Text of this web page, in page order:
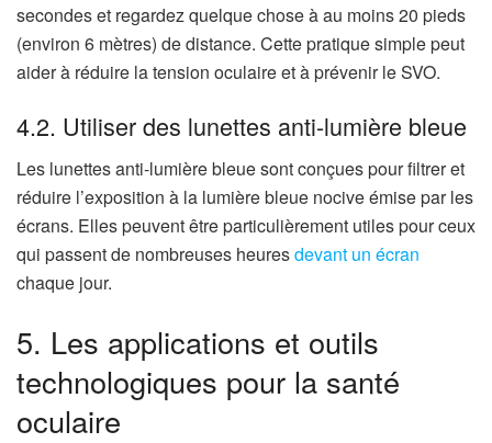
secondes et regardez quelque chose à au moins 20 pieds
(environ 6 mètres) de distance. Cette pratique simple peut
aider à réduire la tension oculaire et à prévenir le SVO.
4.2. Utiliser des lunettes anti-lumière bleue
Les lunettes anti-lumière bleue sont conçues pour filtrer et
réduire l’exposition à la lumière bleue nocive émise par les
écrans. Elles peuvent être particulièrement utiles pour ceux
qui passent de nombreuses heuresdevant un écran
chaque jour.
5. Les applications et outils
technologiques pour la santé
oculaire